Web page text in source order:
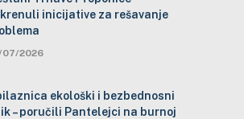
inicijative za rešavanje
07/2026
ekološki i bezbednosni
– poručili Pantelejci na burnoj